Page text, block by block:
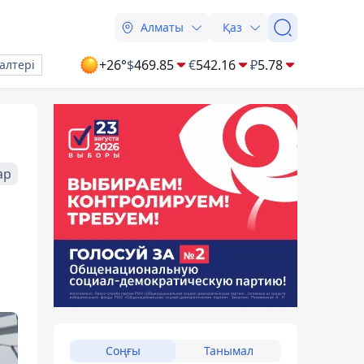
Алматы Қаз
+26°$469.85 €542.16 ₽5.78
Соңғы Танымал